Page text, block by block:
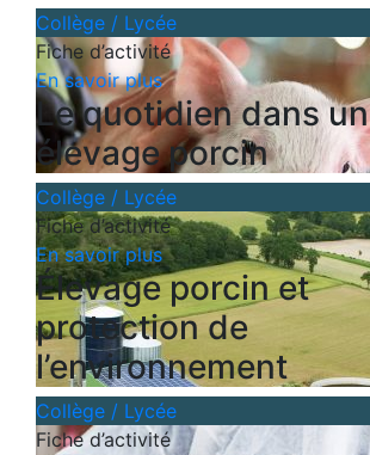
Collège / Lycée
Fiche d’activité
En savoir plus
Le quotidien dans un
élevage porcin
Collège / Lycée
Fiche d’activité
En savoir plus
Élevage porcin et
protection de
l’environnement
Collège / Lycée
Fiche d’activité